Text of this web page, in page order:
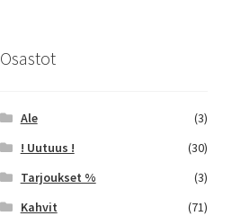
Osastot
Ale
(3)
! Uutuus !
(30)
Tarjoukset %
(3)
Kahvit
(71)